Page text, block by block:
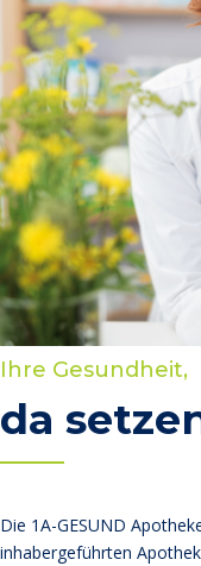
Ihre Gesundheit,
da
Die 1A-GESUND
inhabergeführten